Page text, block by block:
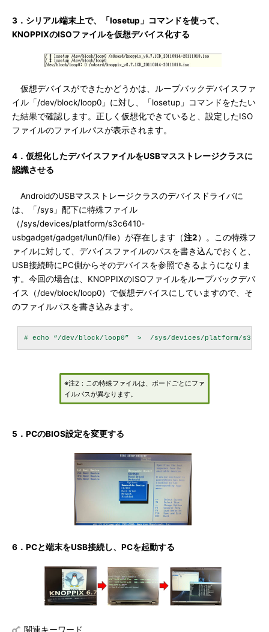
3．シリアル端末上で、「losetup」コマンドを使って、
KNOPPIXのISOファイルを仮想デバイス化する
仮想デバイスができたかどうかは、ループバックデバイスファ
イル「/dev/block/loop0」に対し、「losetup」コマンドをたたい
た結果で確認します。正しく仮想化できていると、設定したISO
ファイルのファイルパスが表示されます。
4．仮想化したデバイスファイルをUSBマスストレージクラスに
認識させる
AndroidのUSBマスストレージクラスのデバイスドライバに
は、「/sys」配下に特殊ファイル
（/sys/devices/platform/s3c6410-
usbgadget/gadget/lun0/file）が存在します（注2）。この特殊フ
ァイルに対して、デバイスファイルのパスを書き込んでおくと、
USB接続時にPC側からそのデバイスを参照できるようになりま
す。今回の場合は、KNOPPIXのISOファイルをループバックデバ
イス（/dev/block/loop0）で仮想デバイスにしていますので、そ
のファイルパスを書き込みます。
※注2：この特殊ファイルは、ボードごとにファ
イルパスが異なります。
5．PCのBIOS設定を変更する
6．PCと端末をUSB接続し、PCを起動する
関連キーワード